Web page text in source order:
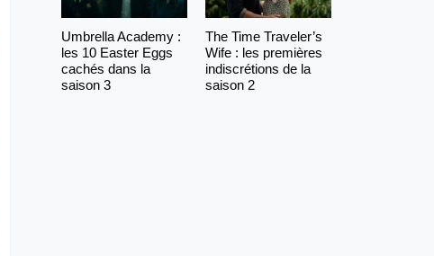
Umbrella Academy :
les 10 Easter Eggs
cachés dans la
saison 3
The Time Traveler’s
Wife : les premières
indiscrétions de la
saison 2